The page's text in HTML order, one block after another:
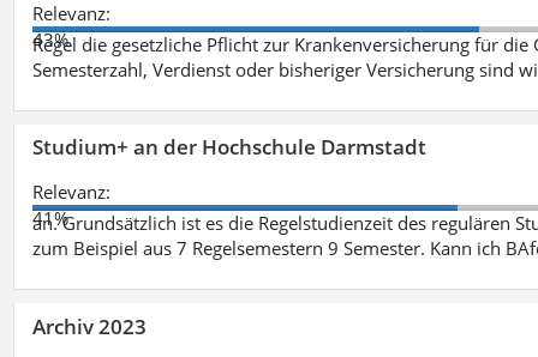
Relevanz:
43%
Regel die gesetzliche Pflicht zur Krankenversicherung für
Semesterzahl, Verdienst oder bisheriger Versicherung sind
Studium+ an der Hochschule Darmstadt
Relevanz:
41%
an. Grundsätzlich ist es die Regelstudienzeit des regulären
zum Beispiel aus 7 Regelsemestern 9 Semester. Kann ich
Archiv 2023